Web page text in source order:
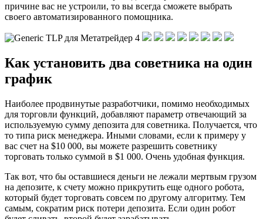
причине вас не устроили, то вы всегда сможете выбрать
своего автоматизированного помощника.
Как установить два советника на один
график
Наиболее продвинутые разработчики, помимо необходимых
для торговли функций, добавляют параметр отвечающий за
используемую сумму депозита для советника. Получается, что
то типа риск менеджера. Иными словами, если к примеру у
вас счет на $10 000, вы можете разрешить советнику
торговать только суммой в $1 000. Очень удобная функция.
Так вот, что бы оставшиеся деньги не лежали мертвым грузом
на депозите, к счету можно прикрутить еще одного робота,
который будет торговать совсем по другому алгоритму. Тем
самым, сократим риск потери депозита. Если один робот